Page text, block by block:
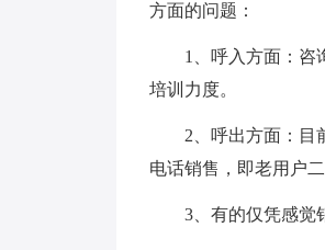
方面的问题：
1、呼入方面：咨
培训力度。
2、呼出方面：目
电话销售，即老用户
3、有的仅凭感觉